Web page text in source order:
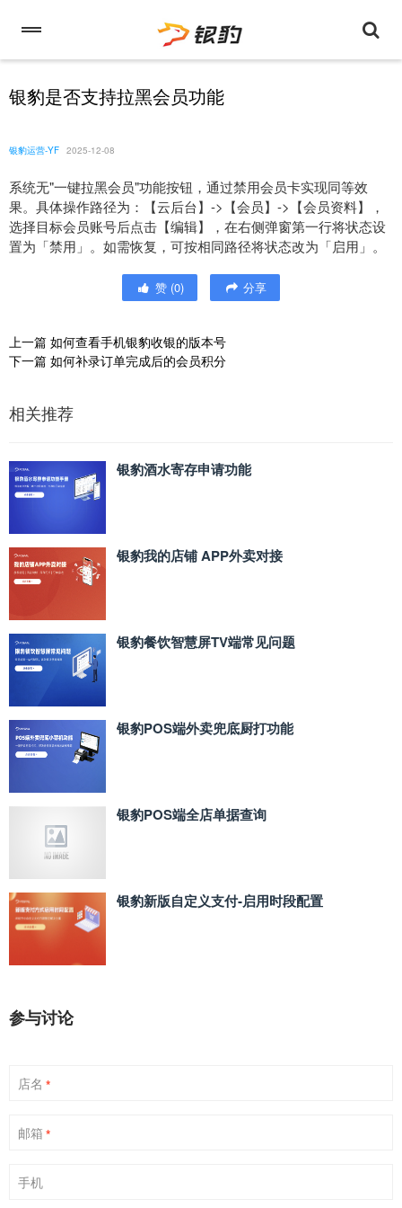
银豹是否支持拉黑会员功能
银豹运营-YF 2025-12-08
系统无"一键拉黑会员"功能按钮，通过禁用会员卡实现同等效
果。具体操作路径为：【云后台】->【会员】->【会员资料】，
选择目标会员账号后点击【编辑】，在右侧弹窗第一行将状态设
置为「禁用」。如需恢复，可按相同路径将状态改为「启用」。
赞 (0) 分享
上一篇 如何查看手机银豹收银的版本号
下一篇 如何补录订单完成后的会员积分
相关推荐
银豹酒水寄存申请功能
银豹我的店铺 APP外卖对接
银豹餐饮智慧屏TV端常见问题
银豹POS端外卖兜底厨打功能
银豹POS端全店单据查询
银豹新版自定义支付‑启用时段配置
参与讨论
店名 *
邮箱 *
手机